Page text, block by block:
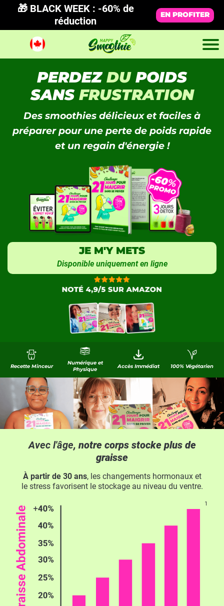
🎁 BLACK WEEK : -60% de
réduction
EN PROFITER
PERDEZDUPOIDS
SANS FRUSTRATION
Des smoothies délicieux et faciles à
préparer pour une perte de poids rapide
et un regain d'énergie !
JE M'Y METS
Disponible uniquement en ligne
Recette Minceur
Numérique et
Physique
Accès Immédiat 100% Végétarien
Avec l'âge, notre corps stocke plus de
graisse
À partir de 30 ans, les changements hormonaux et
le stress favorisent le stockage au niveau du ventre.